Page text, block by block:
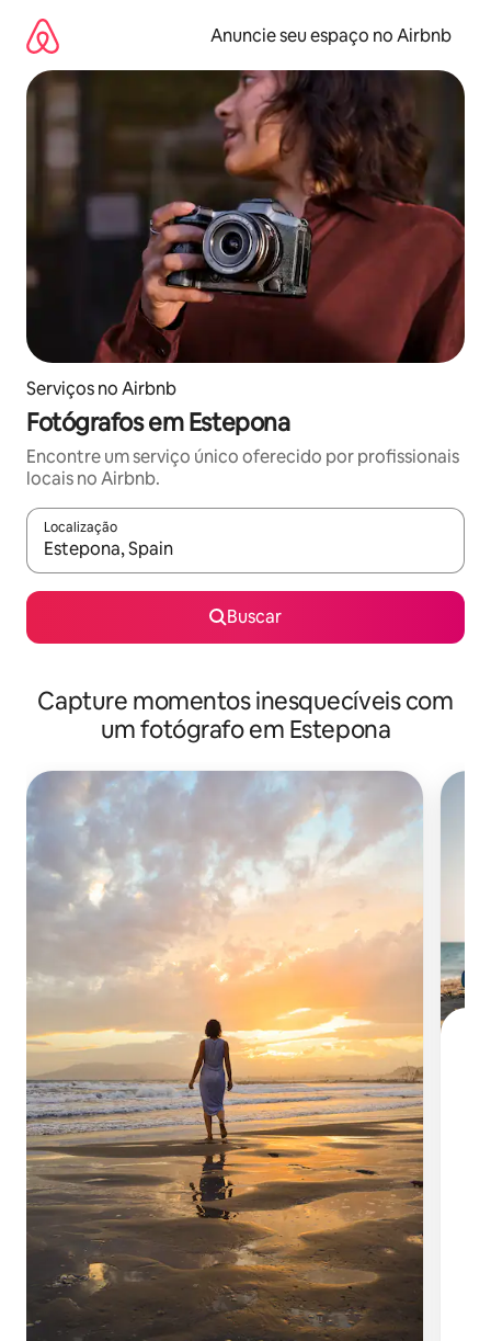
para
conteúdo
Anuncie seu espaço no Airbnb
Serviços no Airbnb
Fotógrafos em Estepona
Encontre um serviço único oferecido por profissionais
locais no Airbnb.
Localização
Quando os resultados estiverem disponíveis, explore-os
Buscar
Capture momentos inesquecíveis com
um fotógrafo em Estepona